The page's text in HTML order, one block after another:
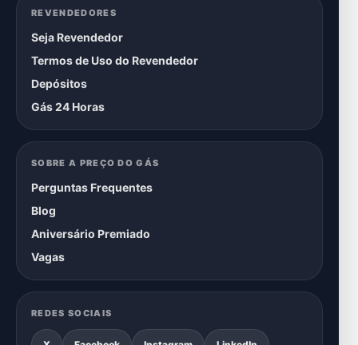
REVENDEDORES
Seja Revendedor
Termos de Uso do Revendedor
Depósitos
Gás 24 Horas
SOBRE A PREÇO DO GÁS
Perguntas Frequentes
Blog
Aniversário Premiado
Vagas
REDES SOCIAIS